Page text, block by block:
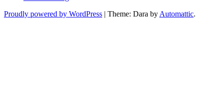
Proudly powered by WordPress | Theme: Dara by Automattic.